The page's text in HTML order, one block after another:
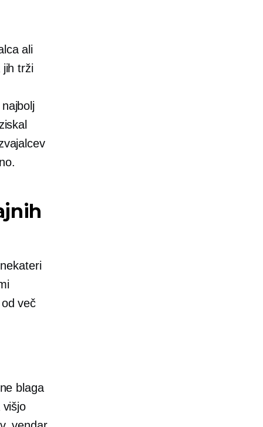
ali
jih trži
več
blaga
višjo